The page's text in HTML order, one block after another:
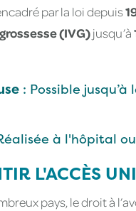
par la loi depuis
(IVG)jusqu’à
: Possible jusqu’à
à l'hôpital
L'ACCÈS
pays, le droit à